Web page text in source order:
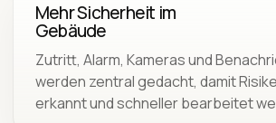
Mehr Sicherheit im
Gebäude
Zutritt, Alarm, Kameras und
werden zentral gedacht, damit
erkannt und schneller bearbeitet